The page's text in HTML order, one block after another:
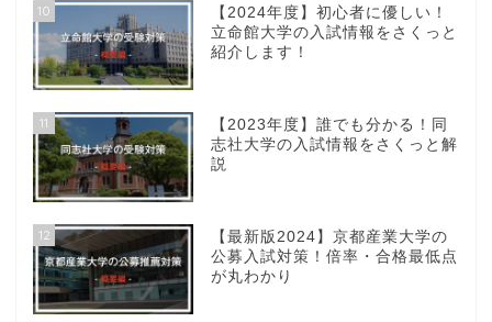
10
【2024年度】初心者に優しい！
立命館大学の入試情報をさくっと
紹介します！
11
【2023年度】誰でも分かる！同
志社大学の入試情報をさくっと解
説
12
【最新版2024】京都産業大学の
公募入試対策！倍率・合格最低点
が丸わかり